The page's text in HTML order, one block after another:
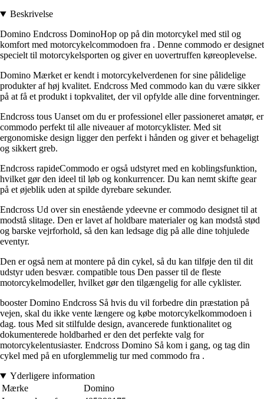
Beskrivelse
Domino Endcross DominoHop op på din motorcykel med stil og
komfort med motorcykelcommodoen fra . Denne commodo er designet
specielt til motorcykelsporten og giver en uovertruffen køreoplevelse.
Domino Mærket er kendt i motorcykelverdenen for sine pålidelige
produkter af høj kvalitet. Endcross Med commodo kan du være sikker
på at få et produkt i topkvalitet, der vil opfylde alle dine forventninger.
Endcross tous Uanset om du er professionel eller passioneret amatør, er
commodo perfekt til alle niveauer af motorcyklister. Med sit
ergonomiske design ligger den perfekt i hånden og giver et behageligt
og sikkert greb.
Endcross rapideCommodo er også udstyret med en koblingsfunktion,
hvilket gør den ideel til løb og konkurrencer. Du kan nemt skifte gear
på et øjeblik uden at spilde dyrebare sekunder.
Endcross Ud over sin enestående ydeevne er commodo designet til at
modstå slitage. Den er lavet af holdbare materialer og kan modstå stød
og barske vejrforhold, så den kan ledsage dig på alle dine tohjulede
eventyr.
Den er også nem at montere på din cykel, så du kan tilføje den til dit
udstyr uden besvær. compatible tous Den passer til de fleste
motorcykelmodeller, hvilket gør den tilgængelig for alle cyklister.
booster Domino Endcross Så hvis du vil forbedre din præstation på
vejen, skal du ikke vente længere og købe motorcykelkommodoen i
dag. tous Med sit stilfulde design, avancerede funktionalitet og
dokumenterede holdbarhed er den det perfekte valg for
motorcykelentusiaster. Endcross Domino Så kom i gang, og tag din
cykel med på en uforglemmelig tur med commodo fra .
Yderligere information
Mærke
Domino